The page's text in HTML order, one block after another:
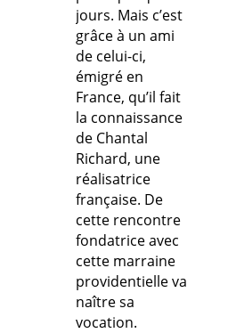
jours. Mais c’est
grâce à un ami
de celui-ci,
émigré en
France, qu’il fait
la connaissance
de Chantal
Richard, une
réalisatrice
française. De
cette rencontre
fondatrice avec
cette marraine
providentielle va
naître sa
vocation.